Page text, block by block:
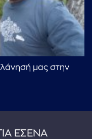
μας στην
ΕΣΕΝΑ